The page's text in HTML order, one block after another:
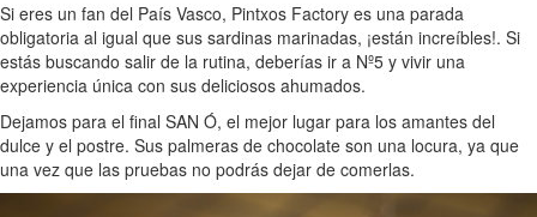
Si eres un fan del País Vasco, Pintxos Factory es una parada
obligatoria al igual que sus sardinas marinadas, ¡están increíbles!. Si
estás buscando salir de la rutina, deberías ir a Nº5 y vivir una
experiencia única con sus deliciosos ahumados.
Dejamos para el final SAN Ó, el mejor lugar para los amantes del
dulce y el postre. Sus palmeras de chocolate son una locura, ya que
una vez que las pruebas no podrás dejar de comerlas.